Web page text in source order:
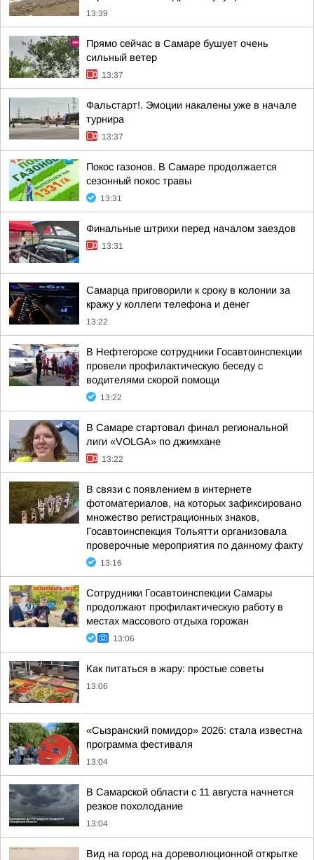
13:39
Прямо сейчас в Самаре бушует очень
сильный ветер
13:37
Фальстарт!. Эмоции накалены уже в начале
турнира
13:37
Покос газонов. В Самаре продолжается
сезонный покос травы
13:31
Финальные штрихи перед началом заездов
13:31
Самарца приговорили к сроку в колонии за
кражу у коллеги телефона и денег
13:22
В Нефтегорске сотрудники Госавтоинспекции
провели профилактическую беседу с
водителями скорой помощи
13:22
В Самаре стартовал финал региональной
лиги «VOLGA» по джимхане
13:22
В связи с появлением в интернете
фотоматериалов, на которых зафиксировано
множество регистрационных знаков,
Госавтоинспекция Тольятти организовала
проверочные мероприятия по данному факту
13:16
Сотрудники Госавтоинспекции Самары
продолжают профилактическую работу в
местах массового отдыха горожан
13:06
Как питаться в жару: простые советы
13:06
«Сызранский помидор» 2026: стала известна
программа фестиваля
13:04
В Самарской области с 11 августа начнется
резкое похолодание
13:04
Вид на город на дореволюционной открытке